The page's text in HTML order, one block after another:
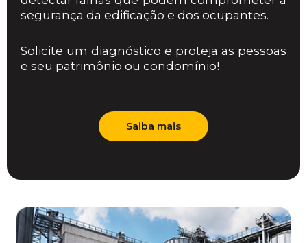
segurança da edificação e dos ocupantes.
Solicite um diagnóstico e proteja as pessoas
e seu patrimônio ou condomínio!
Saiba mais